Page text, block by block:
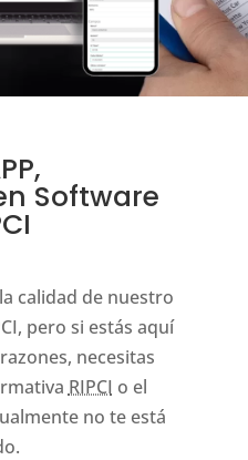
Software
calidad de nuestro
pero si estás aquí
necesitas
RIPCI o el
no te está